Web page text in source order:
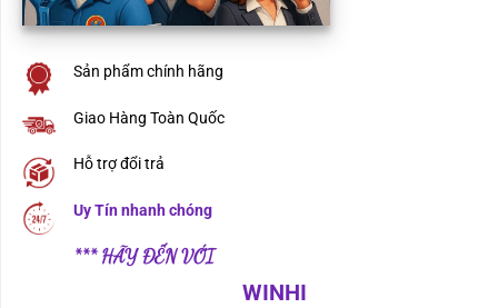
Sản phẩm chính hãng
Giao Hàng Toàn Quốc
Hỗ trợ đổi trả
Uy Tín nhanh chóng
*** HÃY ĐẾN VỚI
WINHI